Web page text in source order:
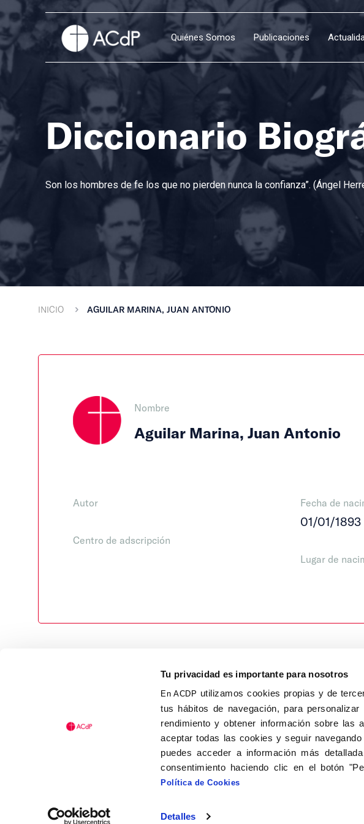
Tu privacidad es importante para nosotros
En ACDP utilizamos cookies propias y de
tus hábitos de navegación, para
rendimiento y obtener información sobre las
aceptar todas las cookies y seguir
puedes acceder a información más
consentimiento haciendo clic en el botón
Política de Cookies
Detalles
Quiénes Somos Publicaciones
Diccionario
Son los hombres de fe los que no pierden nunca la confianza”. (Ángel
INICIO AGUILAR MARINA, JUAN ANTONIO
Nombre
Aguilar Marina, Juan Antonio
Autor
Centro de adscripción
Fecha de
01/01/1893
Lugar de
Calle Isaac Peral, 58 C.P.: 28040, Madrid
Tel (+34) 91 456 63 27
Fax: (+34) 91 535 19 98
acdp@acdp.es